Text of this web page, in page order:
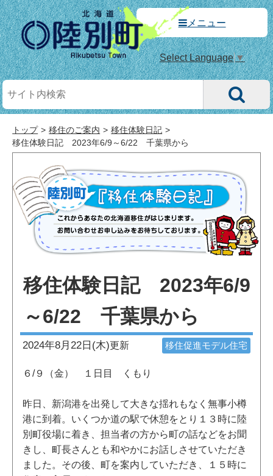
メニュー
Select Language▼
トップ 移住のご案内
移住体験日記
移住体験日記 2023年6/9～6/22 千葉県から
移住体験日記 2023年6/9
～6/22 千葉県から
2024年8月22日(木)更新 移住促進モデル住宅
６/９（金） １日目 くもり
昨日、新潟港を出発して大きな揺れもなく無事小樽
港に到着。いくつか道の駅で休憩をとり１３時に陸
別町役場に着き、担当者の方から町の話などをお聞
きし、町長さんとも和やかにお話しさせていただき
ました。その後、町を案内していただき、１５時に